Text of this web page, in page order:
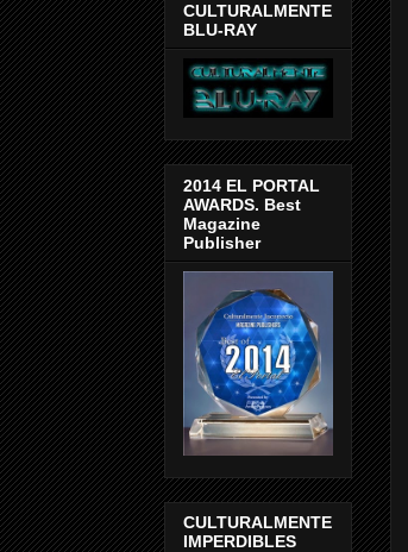
CULTURALMENTE
BLU-RAY
2014 EL PORTAL
AWARDS. Best
Magazine
Publisher
CULTURALMENTE
IMPERDIBLES